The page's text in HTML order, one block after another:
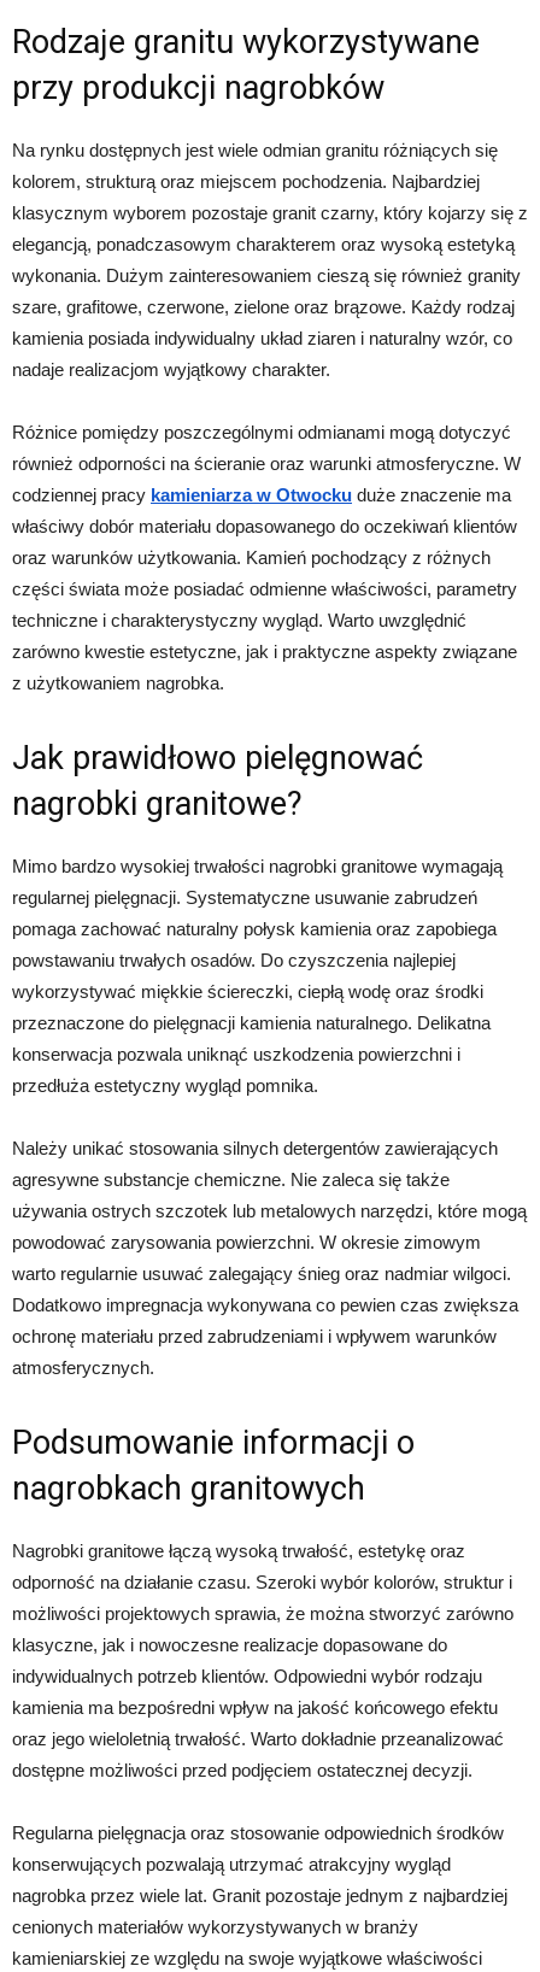
Rodzaje granitu wykorzystywane
przy produkcji nagrobków
Na rynku dostępnych jest wiele odmian granitu różniących się
kolorem, strukturą oraz miejscem pochodzenia. Najbardziej
klasycznym wyborem pozostaje granit czarny, który kojarzy się z
elegancją, ponadczasowym charakterem oraz wysoką estetyką
wykonania. Dużym zainteresowaniem cieszą się również granity
szare, grafitowe, czerwone, zielone oraz brązowe. Każdy rodzaj
kamienia posiada indywidualny układ ziaren i naturalny wzór, co
nadaje realizacjom wyjątkowy charakter.
Różnice pomiędzy poszczególnymi odmianami mogą dotyczyć
również odporności na ścieranie oraz warunki atmosferyczne. W
codziennej pracy kamieniarza w Otwocku duże znaczenie ma
właściwy dobór materiału dopasowanego do oczekiwań klientów
oraz warunków użytkowania. Kamień pochodzący z różnych
części świata może posiadać odmienne właściwości, parametry
techniczne i charakterystyczny wygląd. Warto uwzględnić
zarówno kwestie estetyczne, jak i praktyczne aspekty związane
z użytkowaniem nagrobka.
Jak prawidłowo pielęgnować
nagrobki granitowe?
Mimo bardzo wysokiej trwałości nagrobki granitowe wymagają
regularnej pielęgnacji. Systematyczne usuwanie zabrudzeń
pomaga zachować naturalny połysk kamienia oraz zapobiega
powstawaniu trwałych osadów. Do czyszczenia najlepiej
wykorzystywać miękkie ściereczki, ciepłą wodę oraz środki
przeznaczone do pielęgnacji kamienia naturalnego. Delikatna
konserwacja pozwala uniknąć uszkodzenia powierzchni i
przedłuża estetyczny wygląd pomnika.
Należy unikać stosowania silnych detergentów zawierających
agresywne substancje chemiczne. Nie zaleca się także
używania ostrych szczotek lub metalowych narzędzi, które mogą
powodować zarysowania powierzchni. W okresie zimowym
warto regularnie usuwać zalegający śnieg oraz nadmiar wilgoci.
Dodatkowo impregnacja wykonywana co pewien czas zwiększa
ochronę materiału przed zabrudzeniami i wpływem warunków
atmosferycznych.
Podsumowanie informacji o
nagrobkach granitowych
Nagrobki granitowe łączą wysoką trwałość, estetykę oraz
odporność na działanie czasu. Szeroki wybór kolorów, struktur i
możliwości projektowych sprawia, że można stworzyć zarówno
klasyczne, jak i nowoczesne realizacje dopasowane do
indywidualnych potrzeb klientów. Odpowiedni wybór rodzaju
kamienia ma bezpośredni wpływ na jakość końcowego efektu
oraz jego wieloletnią trwałość. Warto dokładnie przeanalizować
dostępne możliwości przed podjęciem ostatecznej decyzji.
Regularna pielęgnacja oraz stosowanie odpowiednich środków
konserwujących pozwalają utrzymać atrakcyjny wygląd
nagrobka przez wiele lat. Granit pozostaje jednym z najbardziej
cenionych materiałów wykorzystywanych w branży
kamieniarskiej ze względu na swoje wyjątkowe właściwości